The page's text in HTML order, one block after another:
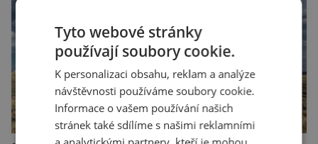
Tyto webové stránky
používají soubory cookie.
K personalizaci obsahu, reklam a analýze
návštěvnosti používáme soubory cookie.
Informace o vašem používání našich
stránek také sdílíme s našimi reklamními